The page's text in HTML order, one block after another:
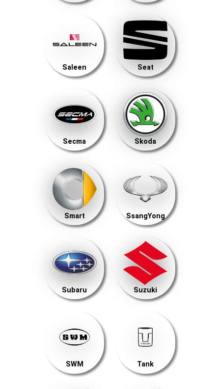
Saleen Seat
Secma Skoda
Smart SsangYong
Subaru Suzuki
SWM Tank